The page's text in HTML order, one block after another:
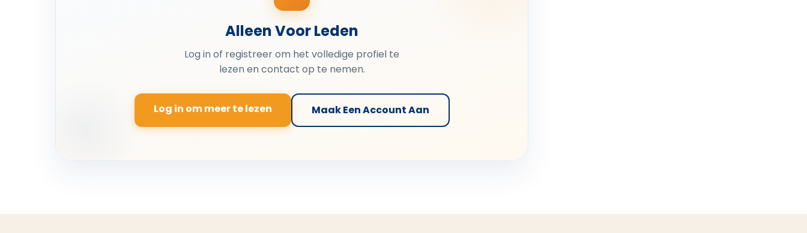
Alleen Voor Leden
Log in of registreer om het volledige profiel te
lezen en contact op te nemen.
Log in om meer te lezen Maak Een Account Aan